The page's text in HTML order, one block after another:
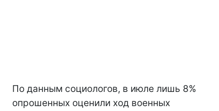
По данным социологов, в июле лишь 8%
опрошенных оценили ход военных